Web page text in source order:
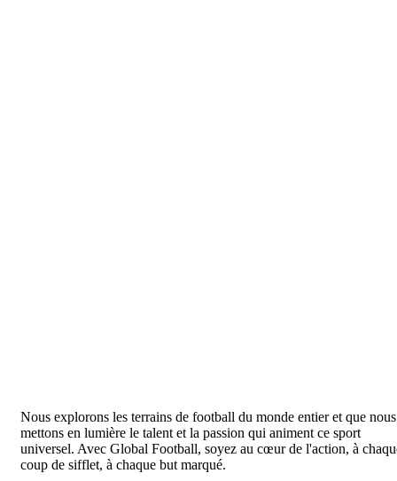
Nous explorons les terrains de football du monde entier et que nous
mettons en lumière le talent et la passion qui animent ce sport
universel. Avec Global Football, soyez au cœur de l'action, à
coup de sifflet, à chaque but marqué.